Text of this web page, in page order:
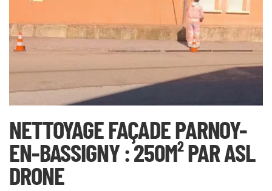
NETTOYAGE FAÇADE PARNOY-
EN-BASSIGNY : 250M² PAR ASL
DRONE